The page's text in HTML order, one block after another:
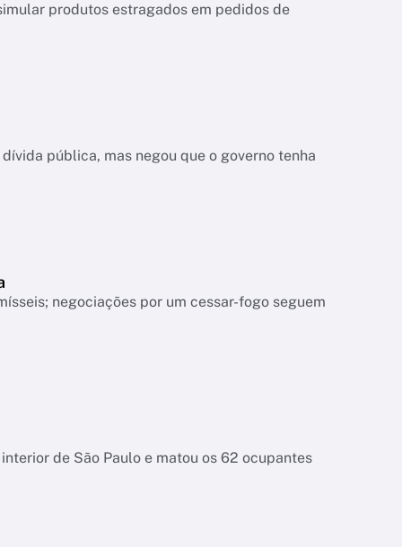
produtos estragados em pedidos de
pública, mas negou que o governo tenha
negociações por um cessar-fogo seguem
de São Paulo e matou os 62 ocupantes